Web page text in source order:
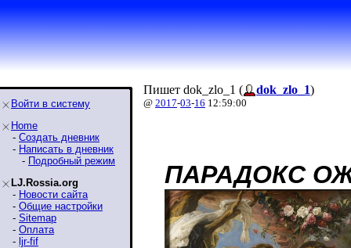
Войти в систему
Home
- Создать дневник
- Написать в дневник
- Подробный режим
LJ.Rossia.org
- Новости сайта
- Общие настройки
- Sitemap
- Оплата
- ljr-fif
Пишет dok_zlo_1 ( dok_zlo_1)
@ 2017-03-16 12:59:00
ПАРАДОКС